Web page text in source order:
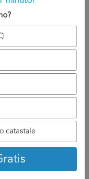
le varie
vantaggio, da un
diversi professionisti,
lato permette di
per il servizio.
Edile Napolipuo
aver discusso
diversi preventivi
nella nostra scelta.
catastale